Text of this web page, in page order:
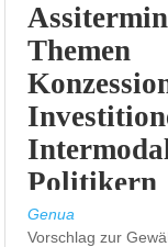
Themen
Politikern
Genua
Vorschlag zur